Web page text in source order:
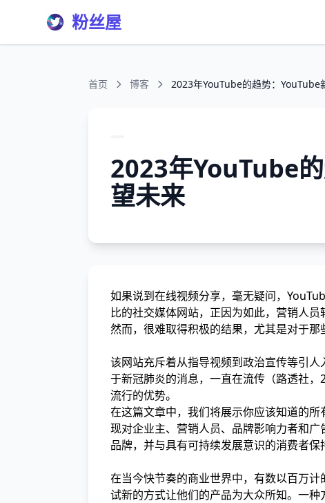
粉丝屋
首页 博客 2023年YouTube的趋势：YouTube
2023年YouTube
望未来
如果说到在线视频分享，毫无疑问，
比的社交媒体网站，正因为如此，营销人
然而，很难取得积极的结果，尤其是对于那
该网站充斥着从指导视频到政治宣传等引
于新冠肺炎的消息，一直在流传（路透社
流行的优势。
在这篇文章中，我们将展示你应该知道的
现对企业主、营销人员、品牌影响力者和
品牌，并与具有可持续发展意识的消费者保
在当今快节奏的商业世界中，有数以百万
试新的方式让他们的产品为大众所知。一种